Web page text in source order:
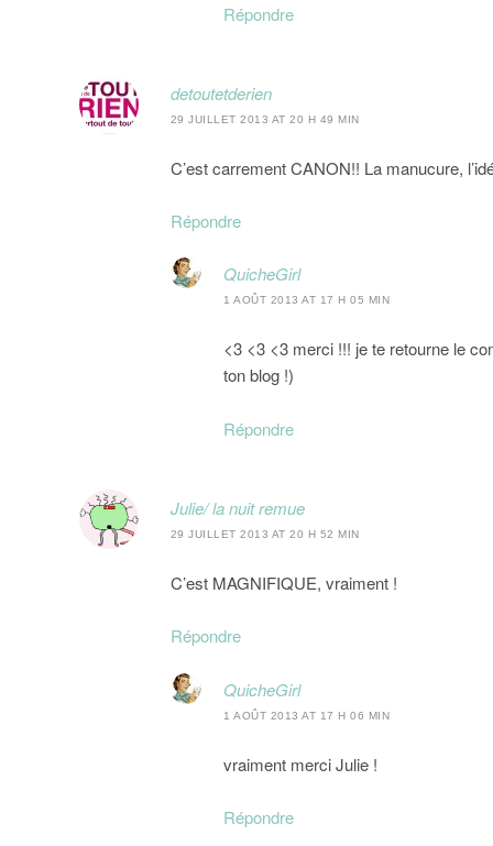
Répondre
detoutetderien
29 JUILLET 2013 AT 20 H 49 MIN
C’est carrement CANON!! La manucure,
Répondre
QuicheGirl
1 AOÛT 2013 AT 17 H 05 MIN
<3 <3 <3 merci !!! je te retourne le
ton blog !)
Répondre
Julie/ la nuit remue
29 JUILLET 2013 AT 20 H 52 MIN
C’est MAGNIFIQUE, vraiment !
Répondre
QuicheGirl
1 AOÛT 2013 AT 17 H 06 MIN
vraiment merci Julie !
Répondre